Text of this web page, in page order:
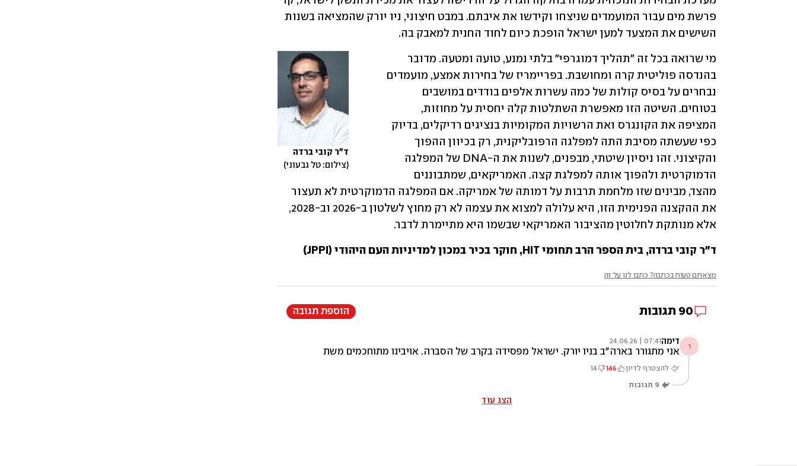
השישים את המצעד למען ישראל הופכת כיום לחוד החנית למאבק בה.
ד"ר קובי ברדה
צילום: טל גבעוני
אלא מנותקת לחלוטין מהציבור האמריקאי שבשמו היא מתיימרת לדבר.
ד"ר קובי ברדה, בית הספר הרב תחומי HIT, חוקר בכיר במכון למדיניות העם היהודי (JPPI)
מצאתם טעות בכתבה? כתבו לנו על זה
90 תגובות הוספת תגובה
ד דימה07:41 | 24.06.26
אני מתגורר בארה״ב בניו יורק. ישראל מפסידה בקרב של הסברה. אויבינו מתוחכמים משתמשים בטכניקות וטכנולוגיות. ועדי עובדים אוניברסיטאות מושפעים ע״י
להצטרף לדיון 146
14
9 תגובות
הצג עוד